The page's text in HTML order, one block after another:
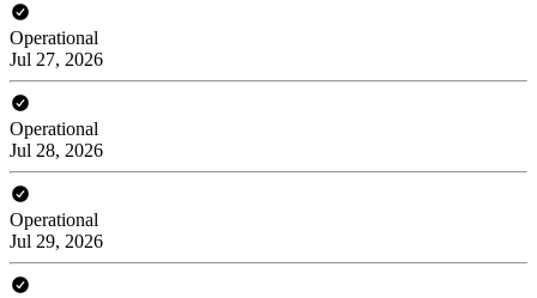
Operational
Jul 27, 2026
Operational
Jul 28, 2026
Operational
Jul 29, 2026